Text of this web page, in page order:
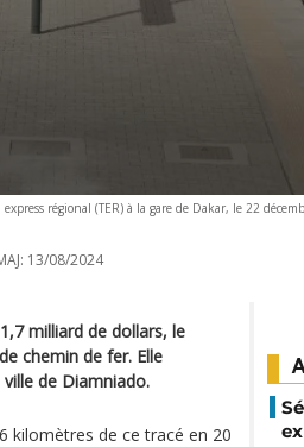
régional (TER) à la gare de Dakar, le 22
13/08/2024
milliard de dollars, le
chemin de fer. Elle
de Diamniado.
kilomètres de ce tracé en 20